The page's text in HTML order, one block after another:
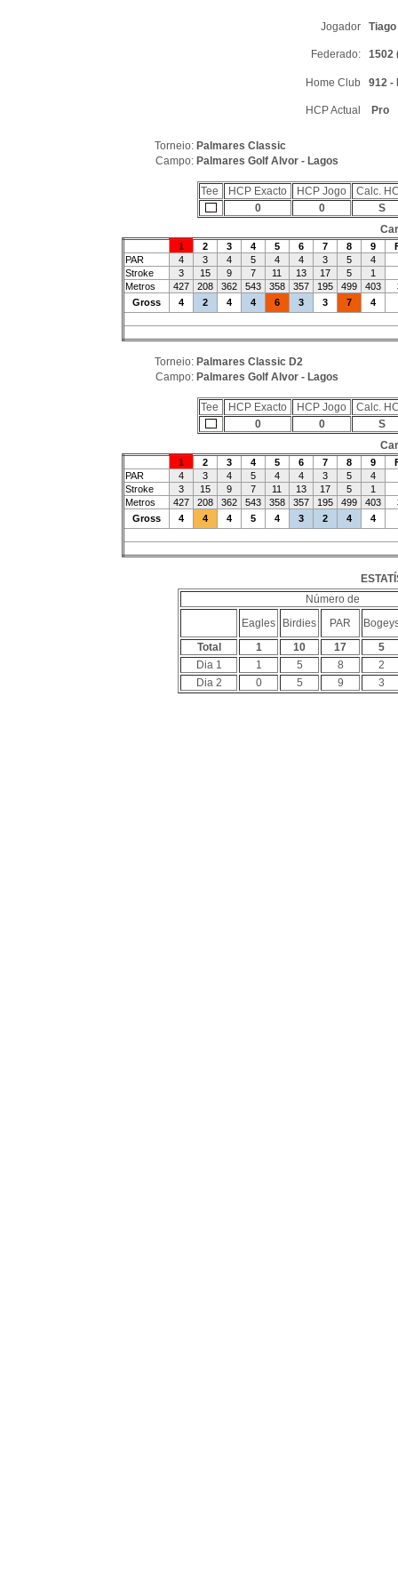
Jogador
Federado: 1502
Home Club 912 -
HCP Actual Pro
Torneio: Palmares Classic
Campo: Palmares Golf Alvor - Lagos
Tee HCP Exacto HCP Jogo
Calc.
0
0
S
1 2 3 4 5 6 7 8 9
PAR
4 3 4 5 4 4 3 5
4
Stroke
3 15 9 7 11 13 17 5
1
Metros
427 208 362 543 358 357 195 499 403
Gross
4 2 4 4 6 3 3 7 4
Torneio: Palmares Classic D2
Campo: Palmares Golf Alvor - Lagos
Tee HCP Exacto HCP Jogo
Calc.
0
0
S
1 2 3 4 5 6 7 8 9
PAR
4 3 4 5 4 4 3 5
4
Stroke
3 15 9 7 11 13 17 5
1
Metros
427 208 362 543 358 357 195 499 403
Gross
4 4 4 5 4 3 2 4 4
Número de
Eagles
Birdies PAR
Total
1 10 17
5
Dia 1
1 5 8
2
Dia 2
0 5 9 3